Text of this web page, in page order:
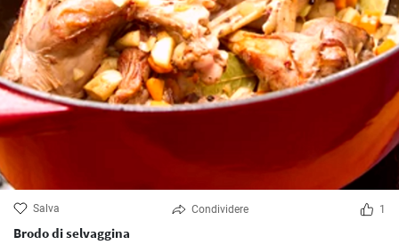
Salva Condividere 1
Brodo di selvaggina